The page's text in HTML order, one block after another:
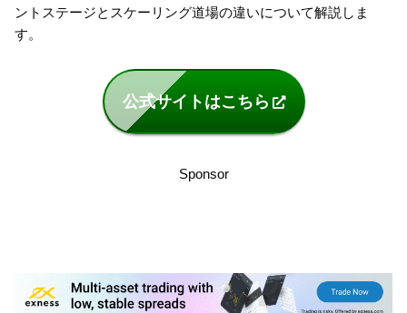
ントステージとスケーリング道場の違いについて解説しま
す。
公式サイトはこちら
Sponsor